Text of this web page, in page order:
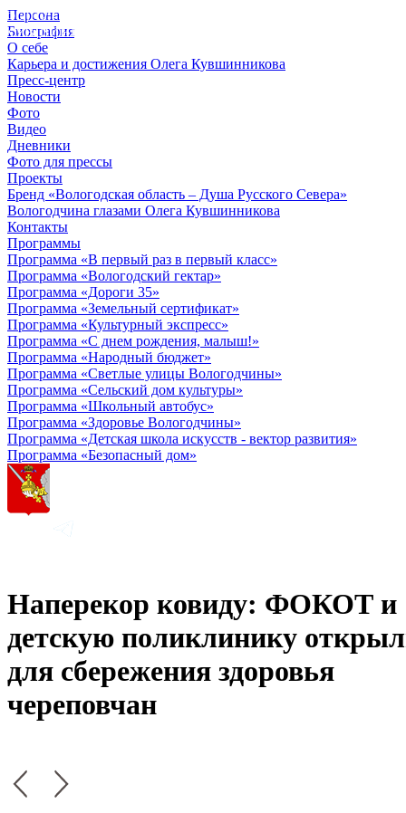
Персона
Биография
О себе
Карьера и достижения Олега Кувшинникова
Пресс-центр
Новости
Фото
Видео
Дневники
Фото для прессы
Проекты
Бренд «Вологодская область – Душа Русского Севера»
Вологодчина глазами Олега Кувшинникова
Контакты
Программы
Программа «В первый раз в первый класс»
Программа «Вологодский гектар»
Программа «Дороги 35»
Программа «Земельный сертификат»
Программа «Культурный экспресс»
Программа «С днем рождения, малыш!»
Программа «Народный бюджет»
Программа «Светлые улицы Вологодчины»
Программа «Сельский дом культуры»
Программа «Школьный автобус»
Программа «Здоровье Вологодчины»
Программа «Детская школа искусств - вектор развития»
Программа «Безопасный дом»
Наперекор ковиду: ФОКОТ и
детскую поликлинику
для сбережения здоровья
череповчан
© 2012 - 2023,
КУВШИННИКОВ О.А.